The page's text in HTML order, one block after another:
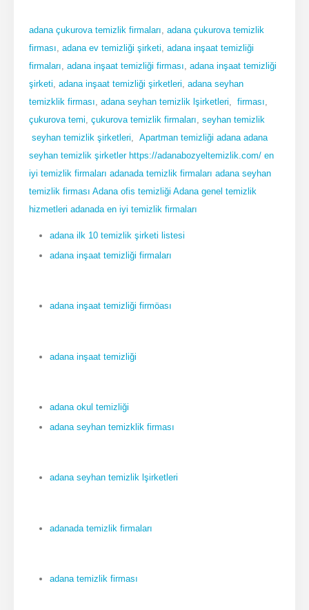
adana çukurova temizlik firmaları ,adana çukurova temizlik
firması ,adana ev temizliği şirketi ,adana inşaat temizliği
firmaları ,adana inşaat temizliği firması ,adana inşaat temizliği
şirketi ,adana inşaat temizliği şirketleri ,adana seyhan
temizklik firması ,adana seyhan temizlik lşirketleri ,firması
çukurova temi ,çukurova temizlik firmaları ,seyhan temizlik
seyhan temizlik şirketleri ,Apartman temizliği adana adana
seyhan temizlik şirketlerhttps://adanabozyeltemizlik.com/ en
iyi temizlik firmaları adanada temizlik firmaları adana seyhan
temizlik firması Adana ofis temizliği Adana genel temizlik
hizmetleri adanada en iyi temizlik firmaları
adana ilk 10 temizlik şirketi listesi
adana inşaat temizliği firmaları
adana inşaat temizliği firmöası
adana inşaat temizliği
adana okul temizliği
adana seyhan temizklik firması
adana seyhan temizlik lşirketleri
adanada temizlik firmaları
adana temizlik firması